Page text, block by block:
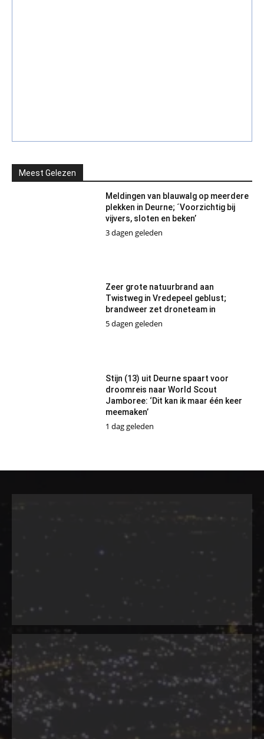
Meest Gelezen
Meldingen van blauwalg op meerdere
plekken in Deurne; ´Voorzichtig bij
vijvers, sloten en beken’
3 dagen geleden
Zeer grote natuurbrand aan
Twistweg in Vredepeel geblust;
brandweer zet droneteam in
5 dagen geleden
Stijn (13) uit Deurne spaart voor
droomreis naar World Scout
Jamboree: ‘Dit kan ik maar één keer
meemaken’
1 dag geleden